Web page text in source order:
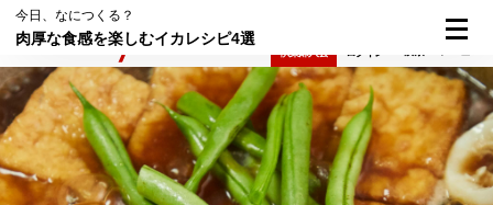
今日、なにつくる？
肉厚な食感を楽しむイカレシピ4選